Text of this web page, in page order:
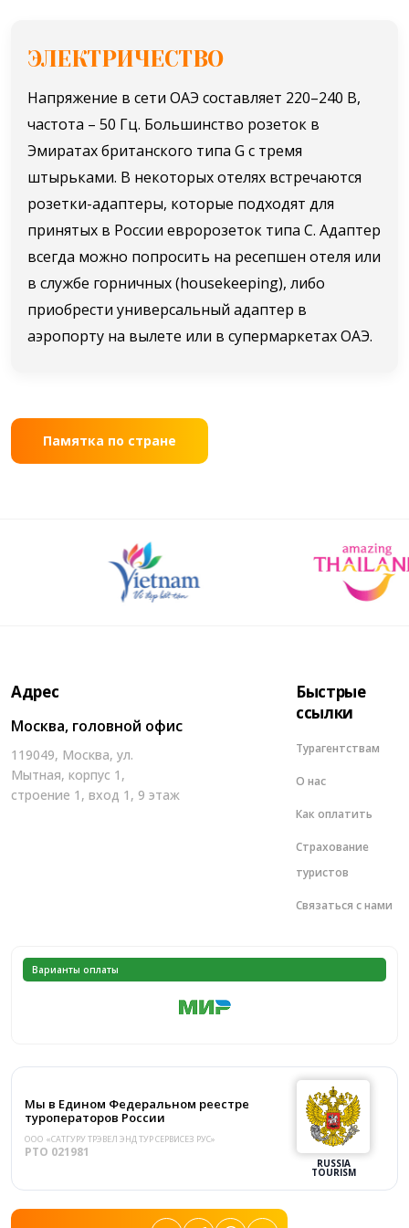
ЭЛЕКТРИЧЕСТВО
Напряжение в сети ОАЭ составляет 220–240 В,
частота – 50 Гц. Большинство розеток в
Эмиратах британского типа G с тремя
штырьками. В некоторых отелях встречаются
розетки-адаптеры, которые подходят для
принятых в России евророзеток типа С. Адаптер
всегда можно попросить на ресепшен отеля или
в службе горничных (housekeeping), либо
приобрести универсальный адаптер в
аэропорту на вылете или в супермаркетах ОАЭ.
Памятка по стране
Адрес
Москва, головной офис
119049, Москва, ул.
Мытная, корпус 1,
строение 1, вход 1, 9 этаж
Быстрые
ссылки
Турагентствам
О нас
Как оплатить
Страхование
туристов
Связаться с нами
Варианты оплаты
Мы в Едином Федеральном реестре
туроператоров России
ООО «САТГУРУ ТРЭВЕЛ ЭНД ТУР СЕРВИСЕЗ РУС»
PTO 021981
RUSSIA
TOURISM